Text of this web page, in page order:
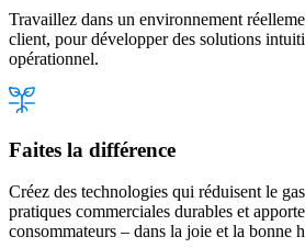
Travaillez dans un environnement
client, pour développer des solutions
opérationnel.
Faites la différence
Créez des technologies qui réduisent le
pratiques commerciales durables et
consommateurs – dans la joie et la bonne